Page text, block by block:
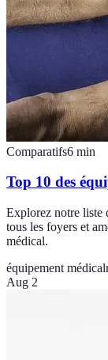
Comparatifs6 min
Top 10 des
Explorez notre liste
tous les foyers et
médical.
équipement médical
Aug 2